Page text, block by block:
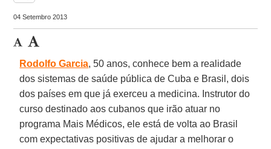
04 Setembro 2013
Rodolfo Garcia, 50 anos, conhece bem a realidade
dos sistemas de saúde pública de Cuba e Brasil, dois
dos países em que já exerceu a medicina. Instrutor do
curso destinado aos cubanos que irão atuar no
programa Mais Médicos, ele está de volta ao Brasil
com expectativas positivas de ajudar a melhorar o